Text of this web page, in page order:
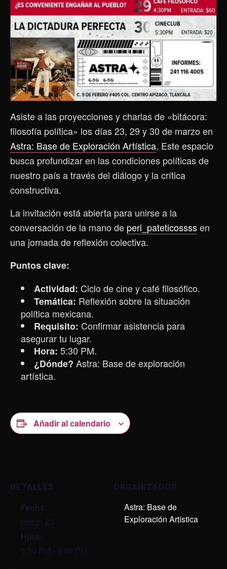
Asiste a las proyecciones y charlas de «bitácora:
filosofía política» los días 23, 29 y 30 de marzo en
Astra: Base de Exploración Artística. Este espacio
busca profundizar en las condiciones políticas de
nuestro país a través del diálogo y la crítica
constructiva.
La invitación está abierta para unirse a la
conversación de la mano de peri_pateticossssen
una jornada de reflexión colectiva.
Puntos clave:
Actividad: Ciclo de cine y café filosófico.
Temática: Reflexión sobre la situación
política mexicana.
Requisito: Confirmar asistencia para
asegurar tu lugar.
Hora: 5:30 PM.
¿Dónde? Astra: Base de exploración
artística.
Añadir al calendario
DETALLES
Fecha:
marzo 23
Hora:
5:30 PM - 8:00 PM
ORGANIZADOR
Astra: Base de
Exploración Artística